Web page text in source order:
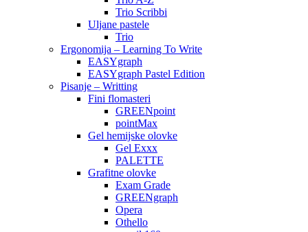
Trio Scribbi
Uljane pastele
Trio
Ergonomija – Learning To Write
EASYgraph
EASYgraph Pastel Edition
Pisanje – Writting
Fini flomasteri
GREENpoint
pointMax
Gel hemijske olovke
Gel Exxx
PALETTE
Grafitne olovke
Exam Grade
GREENgraph
Opera
Othello